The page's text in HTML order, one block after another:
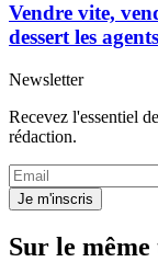
Vendre vite,
dessert les
Newsletter
Recevez l'essentiel
rédaction.
Je m'inscris
Sur le même